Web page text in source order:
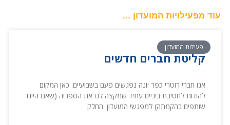
עוד מפעילויות המועדון ...
פעילות המועדון
קליטת חברים חדשים
אנו חברי רוטרי כפר יונה נפגשים פעם בשבועיים. כאן המקום
להודות לחטיבת ביניים עתיד שמקצה לנו את הספריה (שאנו היינו
שותפים בהקמתה) למפגשי המועדון. החלק